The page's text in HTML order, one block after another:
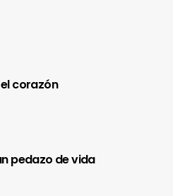
corazón
pedazo de vida